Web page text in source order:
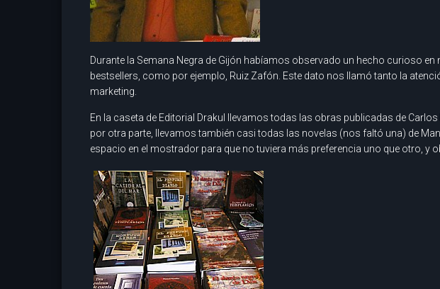
Durante la Semana Negra de Gijón habíamos observado un hecho curioso
bestsellers, como por ejemplo, Ruiz Zafón. Este dato nos llamó tanto la
marketing.
En la caseta de Editorial Drakul llevamos todas las obras publicadas de
por otra parte, llevamos también casi todas las novelas (nos faltó una) de
espacio en el mostrador para que no tuviera más preferencia uno que otro, y